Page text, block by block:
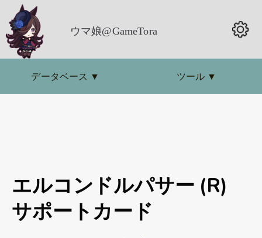
ウマ娘@GameTora
データベース ▼ ツール ▼
エルコンドルパサー (R)
サポートカード